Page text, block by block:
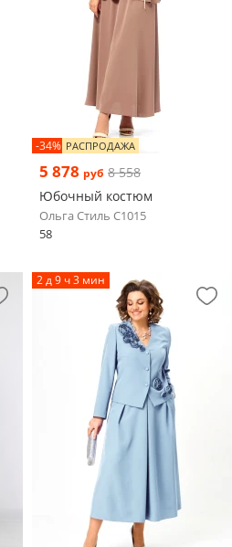
-34% РАСПРОДАЖА
5 878 руб 8 558
Юбочный костюм
Ольга Стиль С1015
58
2 д 9 ч 3 мин